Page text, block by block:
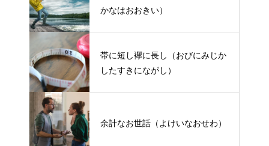
かなはおおきい）
帯に短し襷に長し（おびにみじか
したすきにながし）
余計なお世話（よけいなおせわ）